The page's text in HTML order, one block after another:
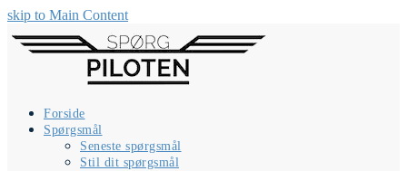
skip to Main Content
Forside
Spørgsmål
Seneste spørgsmål
Stil dit spørgsmål